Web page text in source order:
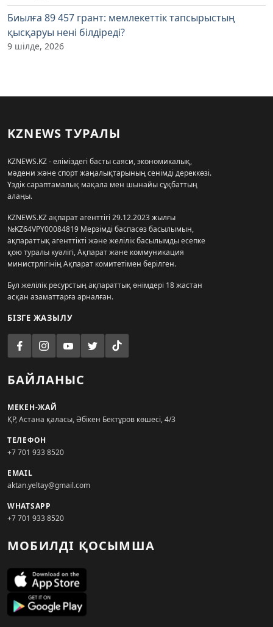
Биылға 89 457 грант: мемлекеттік тапсырыстың
қысқаруы нені білдіреді?
9 шілде, 2026
KZNEWS ТУРАЛЫ
KZNEWS.KZ - еліміздегі басты саяси, экономикалық,
мәдени және спорт жаңалықтарының сенімді дереккөзі.
Үздік сараптамалық мақала мен шынайы сұқбаттың
алаңы.
KZNEWS.KZ ақпарат агенттігі 29.12.2023 жылғы
№KZ64VPY00084819 Мерзімді баспасөз басылымын,
ақпараттық агенттікті және желілік басылымды есепке
қою туралы куәлігі, Ақпарат және коммуникация
министрлігінің Ақпарат комитетімен берілген.
Бұл желілік ресурстың ақпараттық өнімдері 18 жастан
асқан азаматтарға арналған.
БІЗГЕ ЖАЗЫЛУ
БАЙЛАНЫС
МЕКЕН-ЖАЙ
ҚР, Астана қаласы, Әбікен Бектұров көшесі, 4/3
ТЕЛЕФОН
+7 701 933 8520
EMAIL
aktan.yeltay@gmail.com
WHATSAPP
+7 701 933 8520
МОБИЛДІ ҚОСЫМША